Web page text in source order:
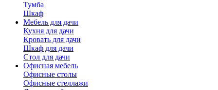
Тумба
Шкаф
Мебель для дачи
Кухня для дачи
Кровать для дачи
Шкаф для дачи
Стол для дачи
Офисная мебель
Офисные столы
Офисные стеллажи